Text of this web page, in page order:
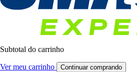
Subtotal do carrinho
Ver meu carrinho Continuar comprando